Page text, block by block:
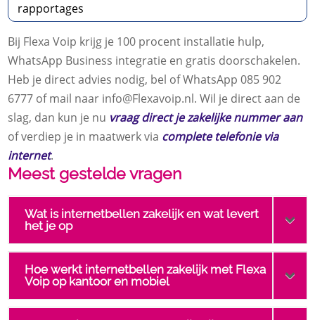
rapportages
Bij Flexa Voip krijg je 100 procent installatie hulp,
WhatsApp Business integratie en gratis doorschakelen.
Heb je direct advies nodig, bel of WhatsApp 085 902
6777 of mail naar info@Flexavoip.nl. Wil je direct aan de
slag, dan kun je nu vraag direct je zakelijke nummer aan
of verdiep je in maatwerk via complete telefonie via
internet.
Meest gestelde vragen
Wat is internetbellen zakelijk en wat levert
het je op
Hoe werkt internetbellen zakelijk met Flexa
Voip op kantoor en mobiel